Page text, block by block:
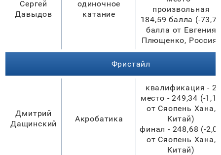
Сергей
Давыдов
одиночное
катание
произвольная
184,59 балла (-
балла от Евгения
Плющенко, Россия)
Фристайл
Дмитрий
Дащинский
Акробатика
квалификация - 2
место - 249,34 (-
от Сяопень Хана,
Китай)
финал - 248,68 (-
от Сяопень Хана,
Китай)